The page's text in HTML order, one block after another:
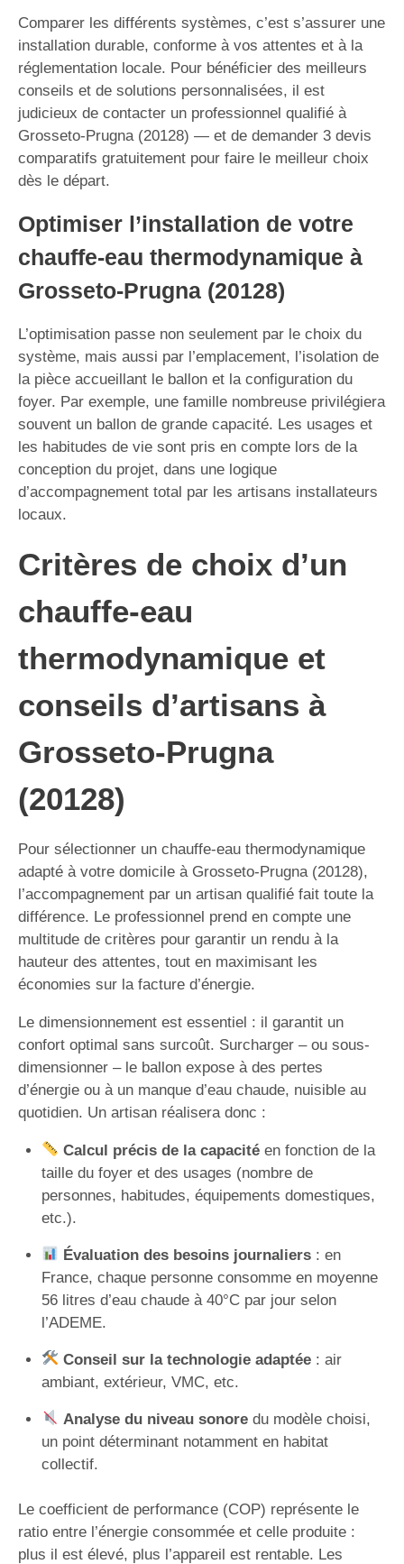
Comparer les différents systèmes, c’est s’assurer une
installation durable, conforme à vos attentes et à la
réglementation locale. Pour bénéficier des meilleurs
conseils et de solutions personnalisées, il est
judicieux de contacter un professionnel qualifié à
Grosseto-Prugna (20128) — et de demander 3 devis
comparatifs gratuitement pour faire le meilleur choix
dès le départ.
Optimiser l’installation de votre
chauffe-eau thermodynamique à
Grosseto-Prugna (20128)
L’optimisation passe non seulement par le choix du
système, mais aussi par l’emplacement, l’isolation de
la pièce accueillant le ballon et la configuration du
foyer. Par exemple, une famille nombreuse privilégiera
souvent un ballon de grande capacité. Les usages et
les habitudes de vie sont pris en compte lors de la
conception du projet, dans une logique
d’accompagnement total par les artisans installateurs
locaux.
Critères de choix d’un
chauffe-eau
thermodynamique et
conseils d’artisans à
Grosseto-Prugna
(20128)
Pour sélectionner un chauffe-eau thermodynamique
adapté à votre domicile à Grosseto-Prugna (20128),
l’accompagnement par un artisan qualifié fait toute la
différence. Le professionnel prend en compte une
multitude de critères pour garantir un rendu à la
hauteur des attentes, tout en maximisant les
économies sur la facture d’énergie.
Le dimensionnement est essentiel : il garantit un
confort optimal sans surcoût. Surcharger – ou sous-
dimensionner – le ballon expose à des pertes
d’énergie ou à un manque d’eau chaude, nuisible au
quotidien. Un artisan réalisera donc :
Calcul précis de la capacitéen fonction de la
taille du foyer et des usages (nombre de
personnes, habitudes, équipements domestiques,
etc.).
Évaluation des besoins journaliers: en
France, chaque personne consomme en moyenne
56 litres d’eau chaude à 40°C par jour selon
l’ADEME.
Conseil sur la technologie adaptée: air
ambiant, extérieur, VMC, etc.
Analyse du niveau sonoredu modèle choisi,
un point déterminant notamment en habitat
collectif.
Le coefficient de performance (COP) représente le
ratio entre l’énergie consommée et celle produite :
plus il est élevé, plus l’appareil est rentable. Les